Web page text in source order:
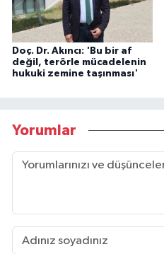
Doç. Dr. Akıncı: 'Bu bir af
değil, terörle mücadelenin
hukuki zemine taşınması'
Yorumlar